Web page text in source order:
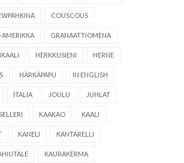
COUSCOUS
AMERIKKA GRANAATTIOMENA
HERKKUSIENI HERNE
HÄRKÄPAPU IN ENGLISH
ITALIA JOULU JUHLAT
KAAKAO KAALI
KANELI KANTARELLI
KAURAKERMA